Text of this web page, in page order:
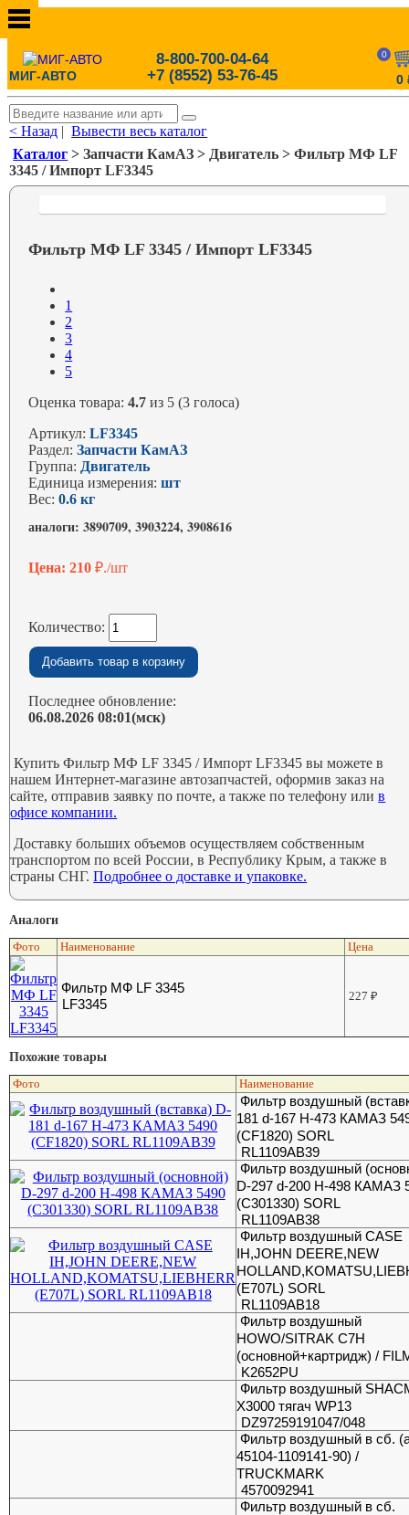
МИГ-АВТО
8-800-700-04-64
+7 (8552) 53-76-45
0
0
< Назад |Вывести весь каталог
Каталог > Запчасти КамАЗ > Двигатель > Фильтр МФ LF
3345 / Импорт LF3345
Фильтр МФ LF 3345 / Импорт LF3345
1
2
3
4
5
Оценка товара:4.7 из 5 (3 голоса)
Артикул:LF3345
Раздел:Запчасти КамАЗ
Группа: Двигатель
Единица измерения:шт
Вес:0.6 кг
аналоги: 3890709, 3903224, 3908616
Цена: 210₽./шт
Количество:
Последнее обновление:
06.08.2026 08:01(мск)
Купить Фильтр МФ LF 3345 / Импорт LF3345 вы можете в
нашем Интернет-магазине автозапчастей, оформив заказ на
сайте, отправив заявку по почте, а также по телефону илив
офисе компании.
Доставку больших объемов осуществляем собственным
транспортом по всей России, в Республику Крым, а также в
страны СНГ.Подробнее о доставке и упаковке.
Аналоги
Фото Наименование Цена
Фильтр МФ LF 3345
LF3345
227₽
Похожие товары
Фото Наименование
Фильтр воздушный
181 d-167 H-473 КАМАЗ
(CF1820) SORL
RL1109AB39
Фильтр воздушный
D-297 d-200 H-498 КАМАЗ
(C301330) SORL
RL1109AB38
Фильтр воздушный CASE
IH,JOHN DEERE,NEW
(E707L) SORL
RL1109AB18
Фильтр воздушный
HOWO/SITRAK C7H
(основной+картридж) /
K2652PU
Фильтр воздушный
X3000 тягач WP13
DZ97259191047/048
Фильтр воздушный в сб.
45104-1109141-90) /
TRUCKMARK
4570092941
Фильтр воздушный в сб.